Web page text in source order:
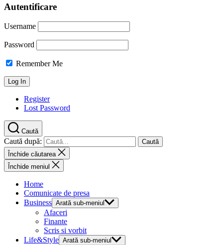
Autentificare
Username
Password
Remember Me
Register
Lost Password
Caută
Caută după:
Închide căutarea
Închide meniul
Home
Comunicate de presa
Business Arată sub-meniul
Afaceri
Finante
Scris si vorbit
Life&Style Arată sub-meniul